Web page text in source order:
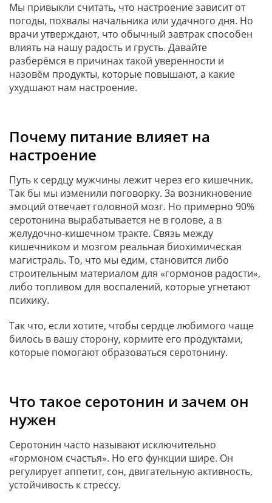
Мы привыкли считать, что настроение зависит от
погоды, похвалы начальника или удачного дня. Но
врачи утверждают, что обычный завтрак способен
влиять на нашу радость и грусть. Давайте
разберёмся в причинах такой уверенности и
назовём продукты, которые повышают, а какие
ухудшают нам настроение.
Почему питание влияет на
настроение
Путь к сердцу мужчины лежит через его кишечник.
Так бы мы изменили поговорку. За возникновение
эмоций отвечает головной мозг. Но примерно 90%
серотонина вырабатывается не в голове, а в
желудочно-кишечном тракте. Связь между
кишечником и мозгом реальная биохимическая
магистраль. То, что мы едим, становится либо
строительным материалом для «гормонов радости»,
либо топливом для воспалений, которые угнетают
психику.
Так что, если хотите, чтобы сердце любимого чаще
билось в вашу сторону, кормите его продуктами,
которые помогают образоваться серотонину.
Что такое серотонин и зачем он
нужен
Серотонин часто называют исключительно
«гормоном счастья». Но его функции шире. Он
регулирует аппетит, сон, двигательную активность,
устойчивость к стрессу.